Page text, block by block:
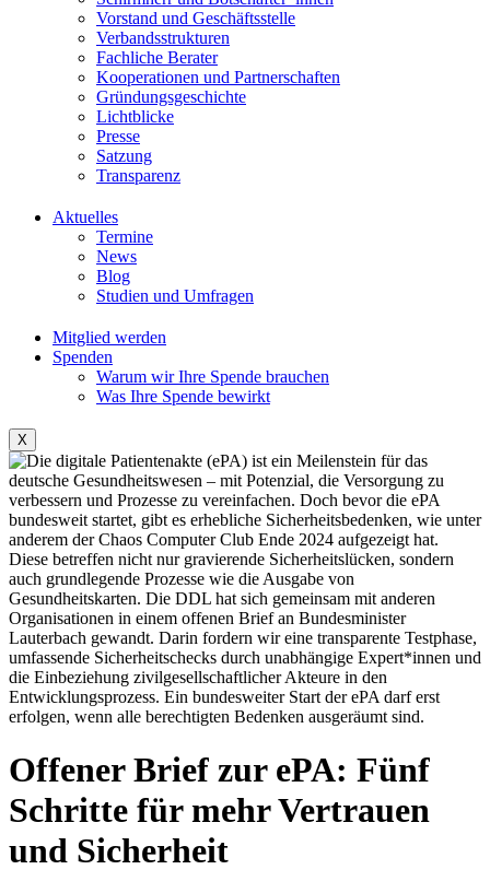
Vorstand und Geschäftsstelle
Verbandsstrukturen
Fachliche Berater
Kooperationen und Partnerschaften
Gründungsgeschichte
Lichtblicke
Presse
Satzung
Transparenz
Aktuelles
Termine
News
Blog
Studien und Umfragen
Mitglied werden
Spenden
Warum wir Ihre Spende brauchen
Was Ihre Spende bewirkt
X
Offener Brief zur ePA: Fünf
Schritte für mehr Vertrauen
und Sicherheit